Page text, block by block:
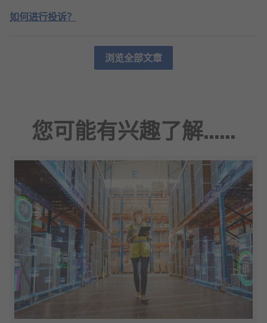
如何进行投诉？
浏览全部文章
您可能有兴趣了解......